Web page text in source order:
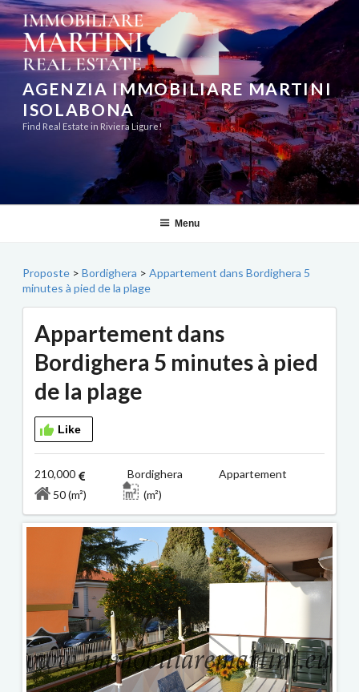
Aller
au
contenu
principal
AGENZIA IMMOBILIARE MARTINI
ISOLABONA
Find Real Estate in Riviera Ligure!
Menu
Proposte > Bordighera > Appartement dans Bordighera 5
minutes à pied de la plage
Appartement dans
Bordighera 5 minutes à pied
de la plage
Like
210,000
Bordighera Appartement
50 (m²)
(m²)